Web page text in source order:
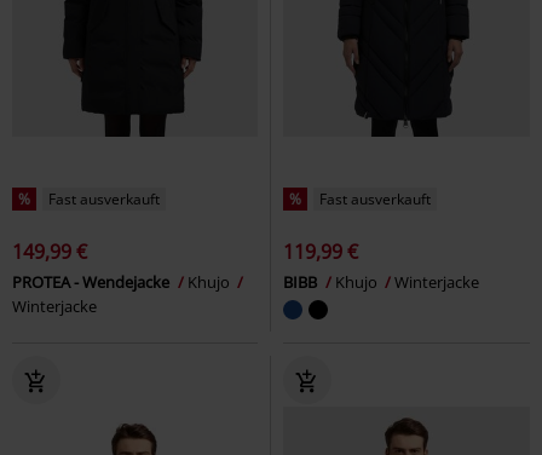
% Fast ausverkauft
149,99 €
PROTEA - Wendejacke
Khujo
Winterjacke
% Fast ausverkauft
119,99 €
BIBB Khujo Winterjacke